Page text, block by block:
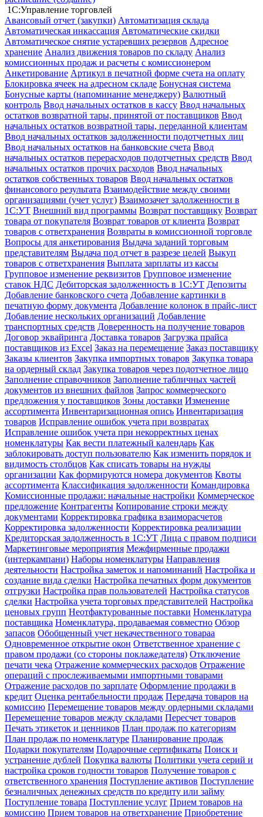
1С:Управление торговлей
Авансовый отчет (закупки) Автоматизация склада
Автоматическая инкассация Автоматические скидки
Автоматическое снятие устаревших резервов Адресное
хранение Анализ движения товаров по складу Анализ
комиссионных продаж и расчеты с комиссионером
Анкетирование Артикул в печатной форме счета на оплату
Блокировка ячеек на адресном складе Бонусная система
Бонусные карты (напоминание менеджеру) Валютный
контроль Ввод начальных остатков в кассу Ввод начальных
остатков возвратной тары, принятой от поставщиков Ввод
начальных остатков возвратной тары, переданной клиентам
Ввод начальных остатков задолженности подотчетных лиц
Ввод начальных остатков на банковские счета Ввод
начальных остатков перерасходов подотчетных средств Ввод
начальных остатков прочих расходов Ввод начальных
остатков собственных товаров Ввод начальных остатков
финансового результата Взаимодействие между своими
организациями (учет услуг) Взаимозачет задолженности в
1С:УТ Внешний вид программы Возврат поставщику Возврат
товара от покупателя Возврат товаров от клиента Возврат
товаров с ответхранения Возвраты в комиссионной торговле
Вопросы для анкетирования Выдача заданий торговым
представителям Выдача под отчет в разрезе целей Выкуп
товаров с ответхранения Выплата зарплаты из кассы
Групповое изменение реквизитов Групповое изменение
ставок НДС Дебиторская задолженность в 1С:УТ Депозиты
Добавление банковского счета Добавление картинки в
печатную форму документа Добавление колонок в прайс-лист
Добавление нескольких организаций Добавление
транспортных средств Доверенность на получение товаров
Договор эквайринга Доставка товаров Загрузка прайса
поставщиков из Excel Заказ на перемещение Заказ поставщику
Заказы клиентов Закупка импортных товаров Закупка товара
на ордерный склад Закупка товаров через подотчетное лицо
Заполнение справочников Заполнение табличных частей
документов из внешних файлов Запрос коммерческого
предложения у поставщиков Зоны доставки Изменение
ассортимента Инвентаризационная опись Инвентаризация
товаров Исправление ошибок учета при возвратах
Исправление ошибок учета при некорректных ценах
номенклатуры Как вести платежный календарь Как
заблокировать доступ пользователю Как изменить порядок и
видимость столбцов Как списать товары на нужды
организации Как формируются номера документов Квоты
ассортимента Классификация задолженности Командировка
Комиссионные продажи: начальные настройки Коммерческое
предложение Контрагенты Копирование строки между
документами Корректировка графика взаиморасчетов
Корректировка задолженности Корректировка реализации
Кредиторская задолженность в 1С:УТ Лица с правом подписи
Маркетинговые мероприятия Межфирменные продажи
(интеркампани) Наборы номенклатуры Направления
деятельности Настройка заметок и напоминаний Настройка и
создание вида сделки Настройка печатных форм документов
отгрузки Настройка прав пользователей Настройка статусов
сделки Настройка учета торговых представителей Настройка
ценовых групп Неотфактурованные поставки Номенклатура
поставщика Номенклатура, продаваемая совместно Обзор
запасов Обобщенный учет некачественного товараа
Одновременное открытие окон Ответственное хранение с
правом продажи (со стороны поклажедателя) Отключение
печати чека Отражение коммерческих расходов Отражение
операций с прослеживаемыми импортными товарами
Отражение расходов по зарплате Оформление продажи в
кредит Оценка рентабельности продаж Передача товаров на
комиссию Перемещение товаров между ордерными складами
Перемещение товаров между складами Пересчет товаров
Печать этикеток и ценников План продаж по категориям
План продаж по номенклатуре Планирование продаж
Подарки покупателям Подарочные сертификаты Поиск и
устранение дублей Покупка валюты Политики учета серий и
настройка сроков годности товаров Получение товаров с
ответственного хранения Поступление активов Поступление
безналичных денежных средств по кредиту или займу
Поступление товара Поступление услуг Прием товаров на
комиссию Прием товаров на ответхранение Приобретение